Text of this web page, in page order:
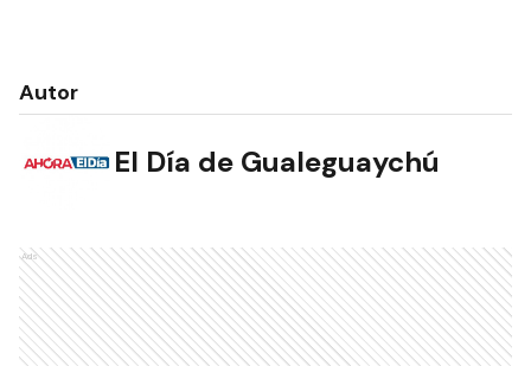
Autor
El Día de Gualeguaychú
Ads